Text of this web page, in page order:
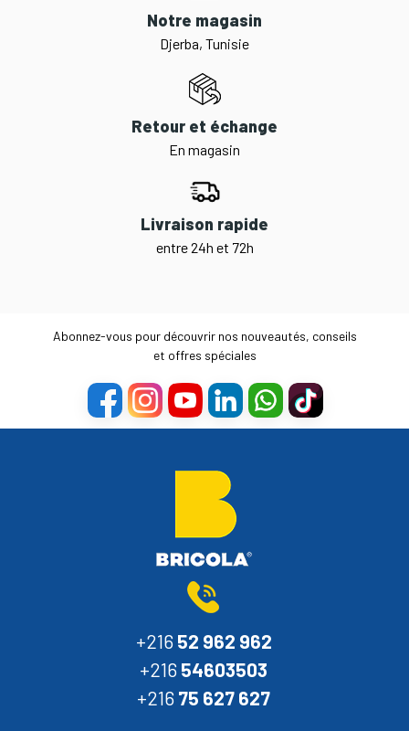
Notre magasin
Djerba, Tunisie
Retour et échange
En magasin
Livraison rapide
entre 24h et 72h
Abonnez-vous pour découvrir nos nouveautés, conseils
et offres spéciales
+216 52 962 962
+216 54603503
+216 75 627 627